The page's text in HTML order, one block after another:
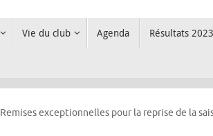
Vie du club Agenda Résultats
Remises exceptionnelles pour la reprise de la